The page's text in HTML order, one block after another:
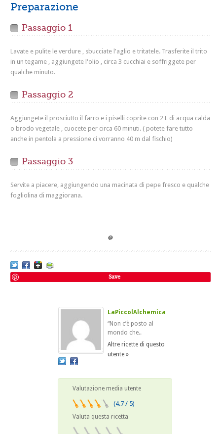
Preparazione
Passaggio 1
Lavate e pulite le verdure , sbucciate l'aglio e tritatele. Trasferite il trito
in un tegame , aggiungete l'olio , circa 3 cucchiai e soffriggete per
qualche minuto.
Passaggio 2
Aggiungete il prosciutto il farro e i piselli coprite con 2 L di acqua calda
o brodo vegetale , cuocete per circa 60 minuti. ( potete fare tutto
anche in pentola a pressione ci vorranno 40 m dal fischio)
Passaggio 3
Servite a piacere, aggiungendo una macinata di pepe fresco e qualche
fogliolina di maggiorana.
Save
LaPiccolAlchemica
“Non c’è posto al
mondo che..
Altre ricette di questo
utente »
Valutazione media utente
(4.7 / 5)
Valuta questa ricetta